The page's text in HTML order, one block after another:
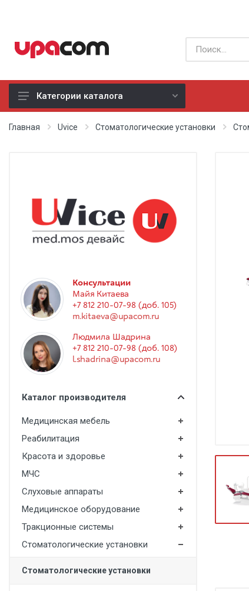
Б/У оборудование
Реанимация
Неонатология
Хирургия
Эндоскопия
Функциональная диагностика
Урология
Дезинфекция и стерилизация
Расходные материалы
Оториноларингология
Вспомогательное оборудование
Ветеринария
Медицинская мебель
Категории каталога
Главная Uvice Стоматологические установки
Консультации
Майя Китаева
+7 812 210-07-98 (доб. 105)
m.kitaeva@upacom.ru
Людмила Шадрина
+7 812 210-07-98 (доб. 108)
l.shadrina@upacom.ru
Каталог производителя
Медицинская мебель
Реабилитация
Красота и здоровье
МЧС
Слуховые аппараты
Медицинское оборудование
Тракционные системы
Стоматологические установки
Стоматологические установки